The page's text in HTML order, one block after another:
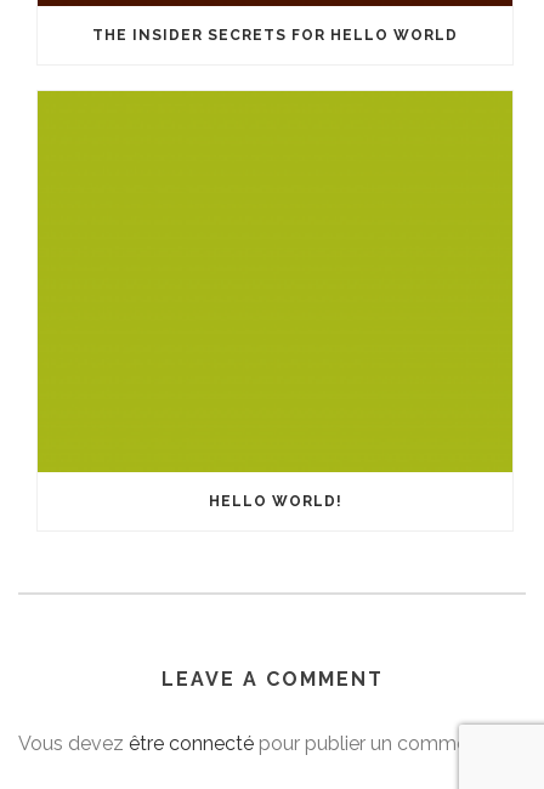
THE INSIDER SECRETS FOR HELLO WORLD
HELLO WORLD!
LEAVE A COMMENT
Vous devez être connecté pour publier un commentaire.